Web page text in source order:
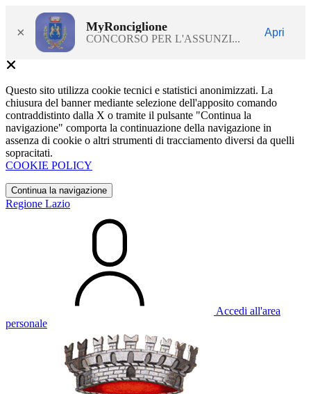
× MyRonciglione
CONCORSO PER L'ASSUNZI...
Apri
Questo sito utilizza cookie tecnici e statistici anonimizzati. La
chiusura del banner mediante selezione dell'apposito comando
contraddistinto dalla X o tramite il pulsante "Continua la
navigazione" comporta la continuazione della navigazione in
assenza di cookie o altri strumenti di tracciamento diversi da quelli
sopracitati.
COOKIE POLICY
Continua la navigazione
Regione Lazio
Accedi all'area
personale